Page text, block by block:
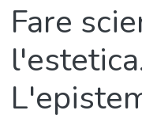
Events
Projects
People
Fare